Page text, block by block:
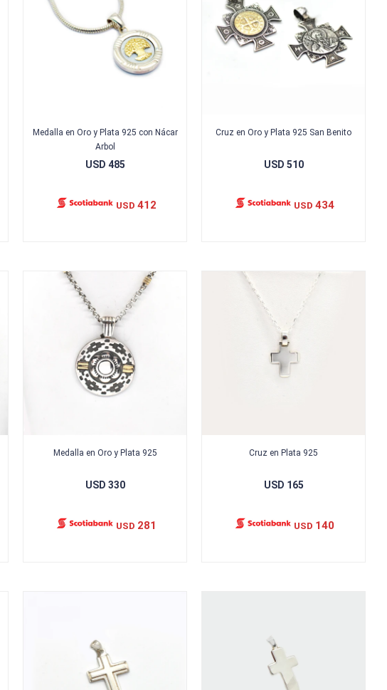
Medalla en Oro y Plata 925 con Nácar
Arbol
USD 485
USD 412
Cruz en Oro y Plata 925 San Benito
USD 510
USD 434
Medalla en Oro y Plata 925
USD 330
USD 281
Cruz en Plata 925
USD 165
USD 140